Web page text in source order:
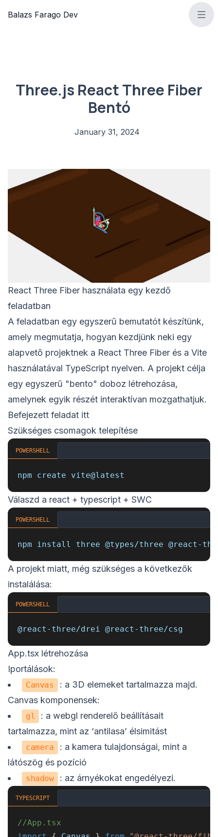
Profile Picture
Balazs Farago Dev
Three.js React Three Fiber
Bentó
January 31, 2024
React Three Fiber használata egy kezdő
feladatban
A feladatban egy egyszerű bemutatót készítünk,
amely megmutatja, hogyan kezdjünk neki egy
alapvető projektnek a React Three Fiber és a Vite
használatával TypeScript nyelven. A projekt célja
egy egyszerű "bento" doboz létrehozása,
amelynek egyik részét interaktívan mozgathatjuk.
Befejezett feladat itt
Szükséges csomagok telepítése
POWERSHELL
npm create vite@latest
Válaszd a react + typescript + SWC
POWERSHELL
npm install three @types/three @react-
A projekt miatt, még szükséges a következők
instalálása:
POWERSHELL
@react-three/drei @react-three/csg
App.tsx létrehozása
Iportálások:
Canvas
: a 3D elemeket tartalmazza majd.
Canvas komponensek:
gl
: a webgl renderelő beállításait
tartalmazza, mint az ‘antilasa’ élsimitást
camera
: a kamera tulajdonságai, mint a
látószög és pozíció
shadow : az árnyékokat engedélyezi.
TYPESCRIPT
//App.tsx